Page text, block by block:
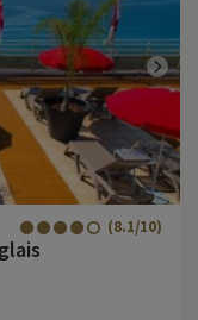
(8.1/10)